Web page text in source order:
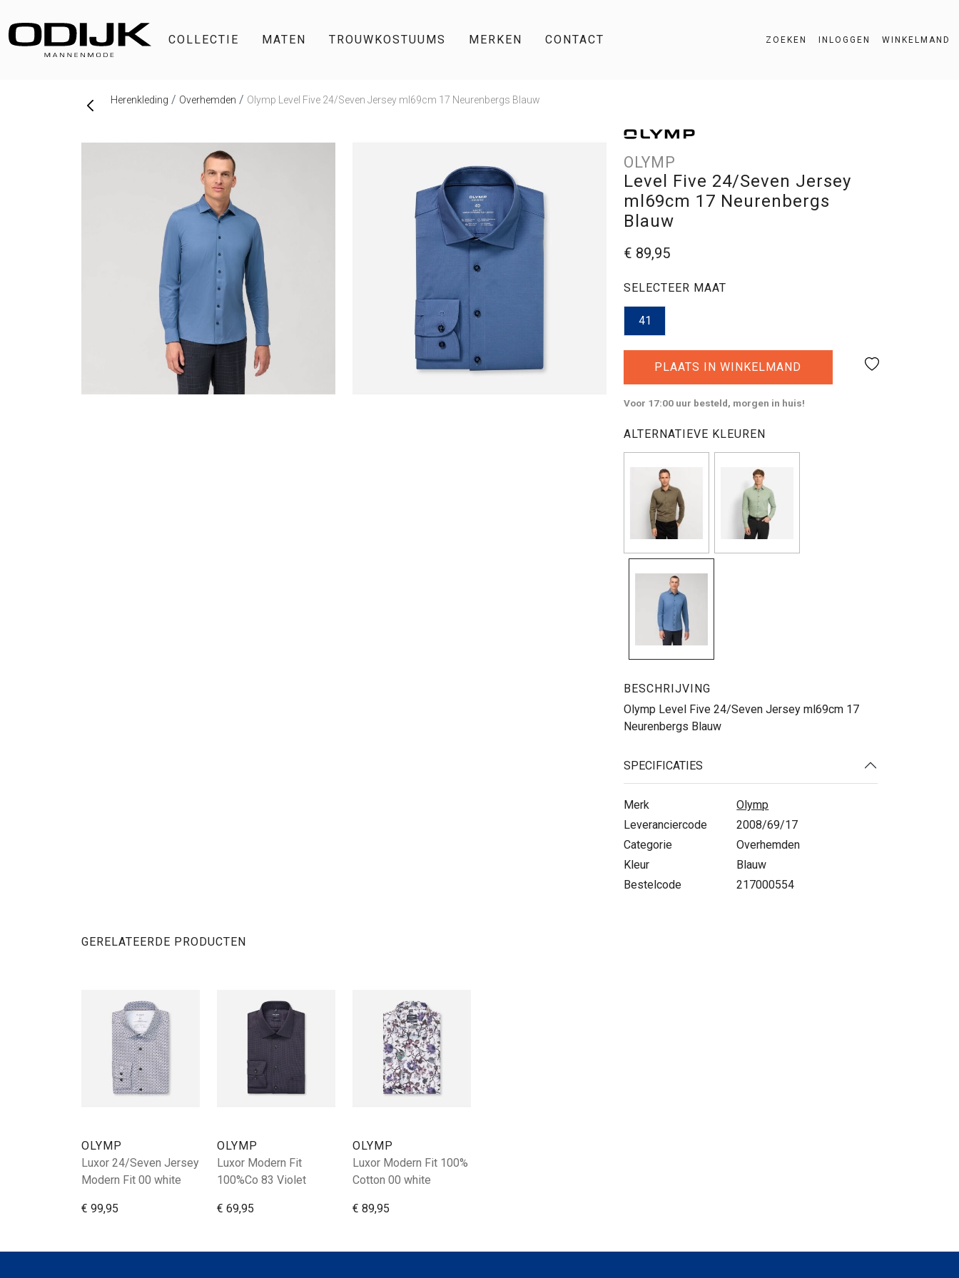
COLLECTIE MATEN TROUWKOSTUUMS MERKEN CONTACT ZOEKEN INLOGGEN WINKELMAND
Herenkleding Overhemden Olymp Level Five 24/Seven Jersey ml69cm 17 Neurenbergs Blauw
OLYMP
Level Five 24/Seven Jersey
ml69cm 17 Neurenbergs
Blauw
€ 89,95
SELECTEER MAAT
41
PLAATS IN WINKELMAND
Voor 17:00 uur besteld, morgen in huis!
ALTERNATIEVE KLEUREN
BESCHRIJVING
Olymp Level Five 24/Seven Jersey ml69cm 17
Neurenbergs Blauw
SPECIFICATIES
Merk
Olymp
Leveranciercode
2008/69/17
Categorie
Overhemden
Kleur
Blauw
Bestelcode
217000554
GERELATEERDE PRODUCTEN
OLYMP
Luxor 24/Seven Jersey
Modern Fit 00 white
€ 99,95
OLYMP
Luxor Modern Fit
100%Co 83 Violet
€ 69,95
OLYMP
Luxor Modern Fit 100%
Cotton 00 white
€ 89,95